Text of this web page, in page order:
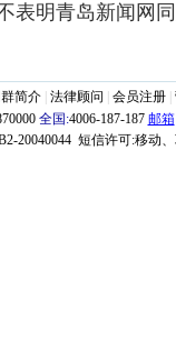
表明青岛新闻网